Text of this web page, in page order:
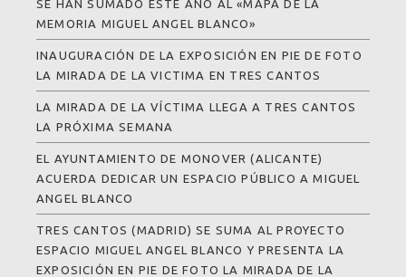
SE HAN SUMADO ESTE AÑO AL «MAPA DE LA
MEMORIA MIGUEL ANGEL BLANCO»
INAUGURACIÓN DE LA EXPOSICIÓN EN PIE DE FOTO
LA MIRADA DE LA VICTIMA EN TRES CANTOS
LA MIRADA DE LA VÍCTIMA LLEGA A TRES CANTOS
LA PRÓXIMA SEMANA
EL AYUNTAMIENTO DE MONOVER (ALICANTE)
ACUERDA DEDICAR UN ESPACIO PÚBLICO A MIGUEL
ANGEL BLANCO
TRES CANTOS (MADRID) SE SUMA AL PROYECTO
ESPACIO MIGUEL ANGEL BLANCO Y PRESENTA LA
EXPOSICIÓN EN PIE DE FOTO LA MIRADA DE LA